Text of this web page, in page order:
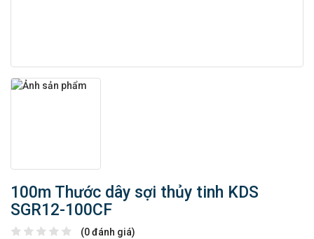
100m Thước dây sợi thủy tinh KDS
SGR12-100CF
(0 đánh giá)